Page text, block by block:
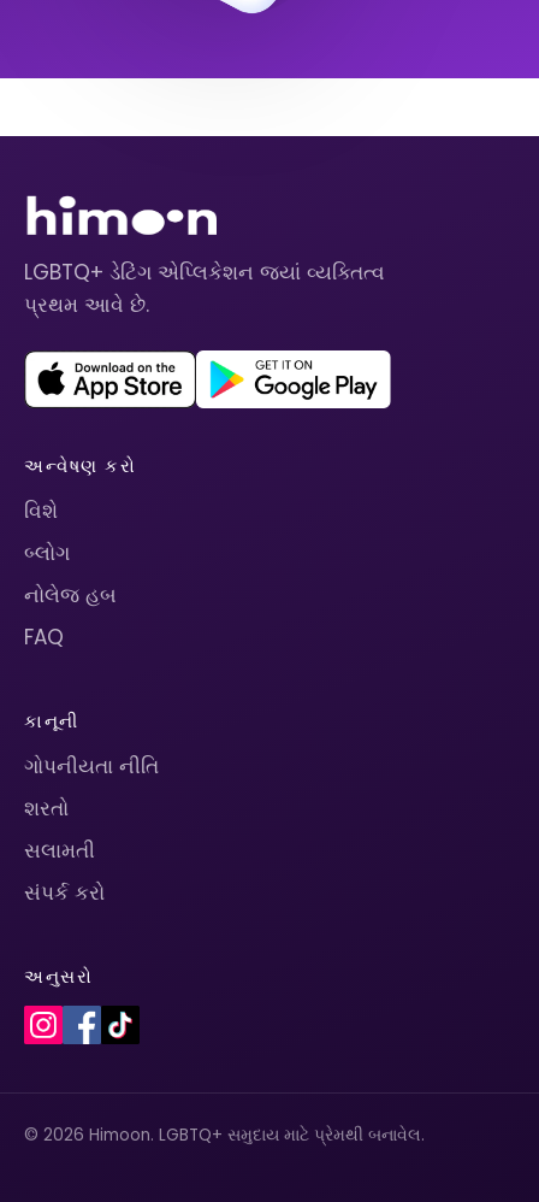
LGBTQ+ ડેટિંગ એપ્લિકેશન જ્યાં વ્યક્તિત્વ
પ્રથમ આવે છે.
અન્વેષણ કરો
વિશે
બ્લોગ
નોલેજ હબ
FAQ
કાનૂની
ગોપનીયતા નીતિ
શરતો
સલામતી
સંપર્ક કરો
અનુસરો
© 2026 Himoon. LGBTQ+ સમુદાય માટે પ્રેમથી બનાવેલ.